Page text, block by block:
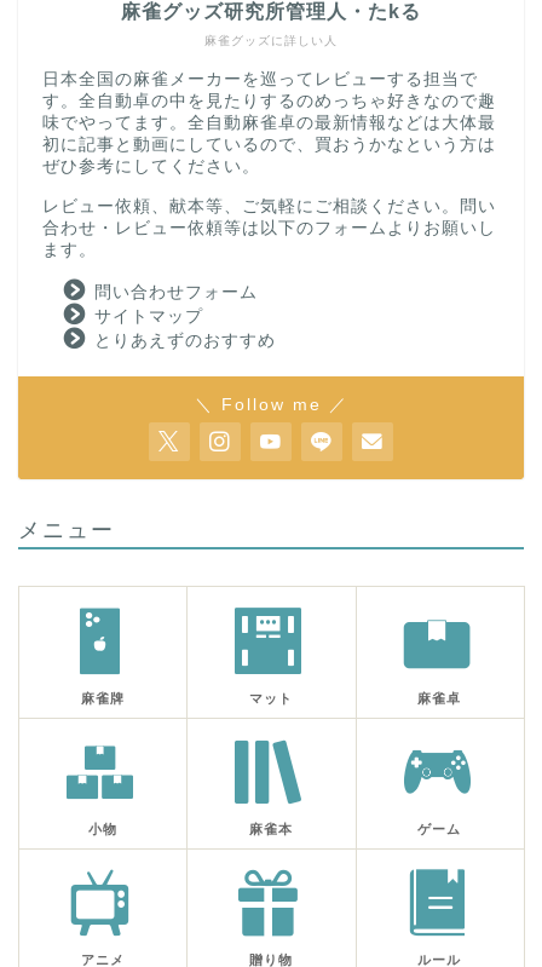
麻雀グッズに詳しい人
麻雀グッズ研究所管理人・たkる
日本全国の麻雀メーカーを巡ってレビューする担当で
す。全自動卓の中を見たりするのめっちゃ好きなので趣
味でやってます。全自動麻雀卓の最新情報などは大体最
初に記事と動画にしているので、買おうかなという方は
ぜひ参考にしてください。
レビュー依頼、献本等、ご気軽にご相談ください。問い
合わせ・レビュー依頼等は以下のフォームよりお願いし
ます。
問い合わせフォーム
サイトマップ
とりあえずのおすすめ
＼ Follow me ／
メニュー
麻雀牌 マット 麻雀卓
小物 麻雀本 ゲーム
アニメ 贈り物 ルール